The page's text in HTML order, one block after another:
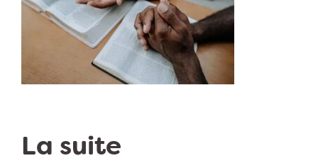
La suite